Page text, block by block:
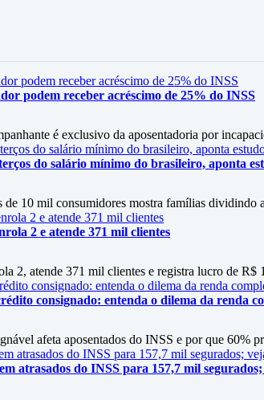
podem receber acréscimo de 25% do INSS
é exclusivo da aposentadoria por
do salário mínimo do brasileiro, aponta
10 mil consumidores mostra famílias dividindo
2 e atende 371 mil clientes
2, atende 371 mil clientes e registra lucro de R$
consignado: entenda o dilema da renda
afeta aposentados do INSS e por que 60%
atrasados do INSS para 157,7 mil